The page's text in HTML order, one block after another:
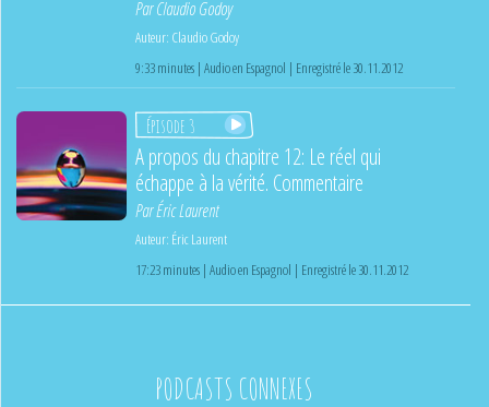
ParClaudio Godoy
Auteur: Claudio Godoy
9:33 minutes | Audio en Espagnol | Enregistré le 30.11.2012
Épisode 3
A propos du chapitre 12: Le réel qui
échappe à la vérité. Commentaire
ParÉric Laurent
Auteur: Éric Laurent
17:23 minutes | Audio en Espagnol | Enregistré le 30.11.2012
PODCASTS CONNEXES